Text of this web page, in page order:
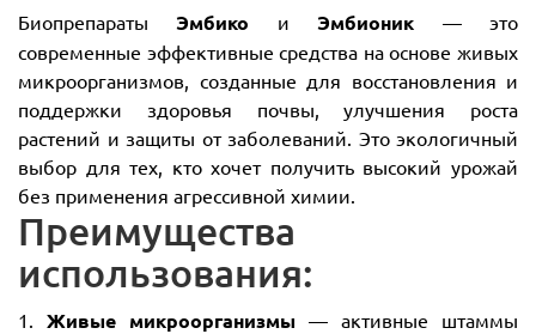
Биопрепараты Эмбико и Эмбионик — это
современные эффективные средства на основе живых
микроорганизмов, созданные для восстановления и
поддержки здоровья почвы, улучшения роста
растений и защиты от заболеваний. Это экологичный
выбор для тех, кто хочет получить высокий урожай
без применения агрессивной химии.
Преимущества
использования:
1. Живые микроорганизмы — активные штаммы